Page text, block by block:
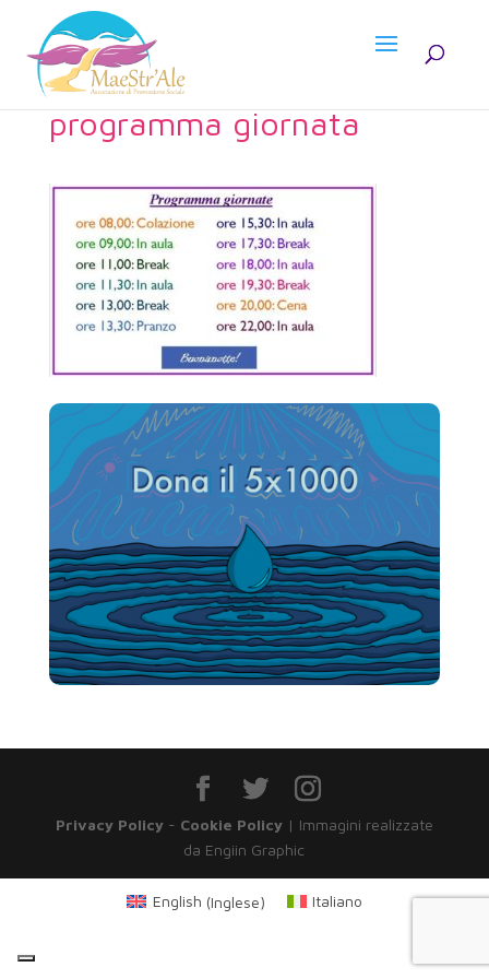
programma giornata
Privacy Policy- Cookie Policy| Immagini realizzate
da Engiin Graphic
English (Inglese) Italiano